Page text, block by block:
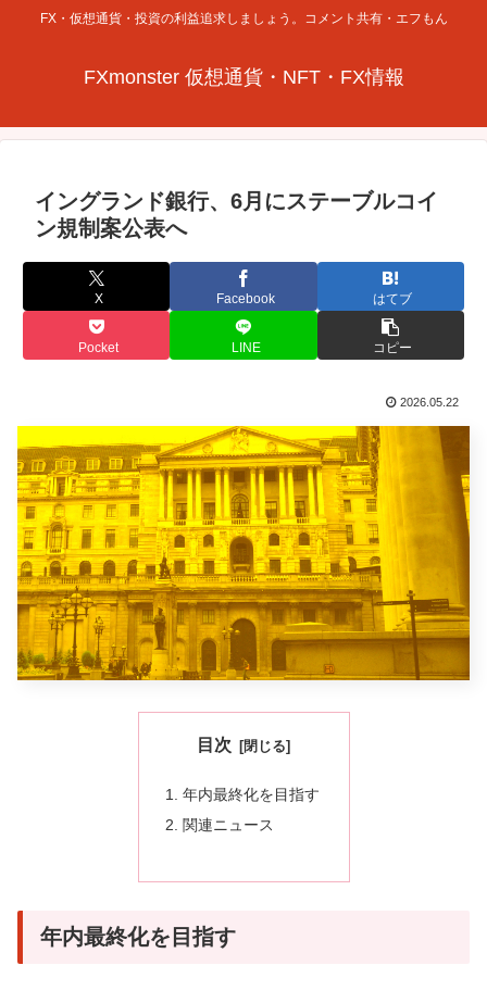
FX・仮想通貨・投資の利益追求しましょう。コメント共有・エフもん
FXmonster 仮想通貨・NFT・FX情報
イングランド銀行、6月にステーブルコイ
ン規制案公表へ
X Facebook はてブ
Pocket LINE コピー
2026.05.22
目次
年内最終化を目指す
関連ニュース
年内最終化を目指す